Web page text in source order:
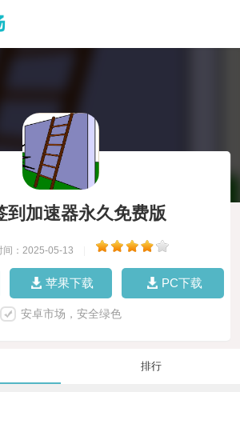
到加速器永久免费版
间：2025-05-13
苹果下载 PC下载
安卓市场，安全绿色
排行